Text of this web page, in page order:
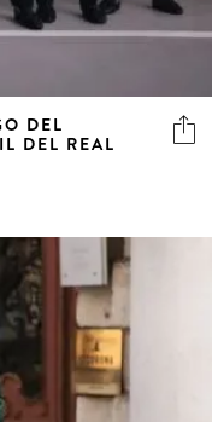
DEL
DEL REAL